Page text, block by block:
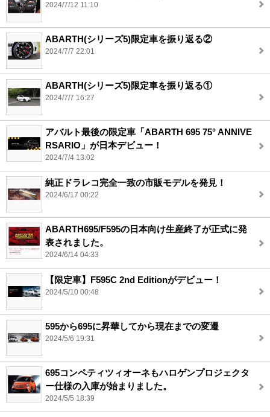
2024/7/12 11:10
ABARTH(シリーズ5)限定車を振り返る②
2024/7/7 22:01
ABARTH(シリーズ5)限定車を振り返る①
2024/7/7 16:27
アバルト最後の限定車「ABARTH 695 75° ANNIVE
RSARIO」が日本デビュー！
2024/7/4 13:02
純正ドラレコ完全一致の市販モデルを発見！
2024/6/17 00:22
ABARTH695/F595の日本向け生産終了が正式に発
表されました。
2024/6/14 04:33
【限定車】F595C 2nd Editionがデビュー！
2024/5/10 00:48
595から695に昇華してから現在までの変遷
2024/5/6 19:31
695コンペティツィオーネもハロゲンプロジェクタ
ー仕様の入庫が始まりました。
2024/5/5 18:39